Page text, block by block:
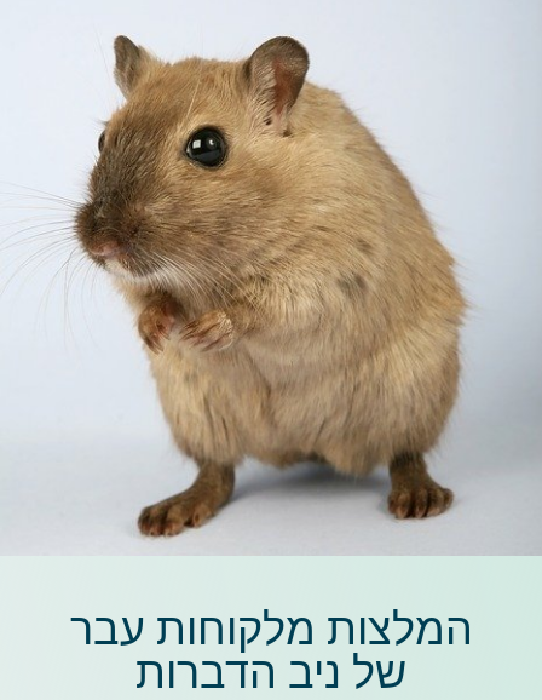
המלצות מלקוחות עבר
של ניב הדברות